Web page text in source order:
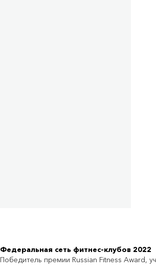
Федеральная сеть фитнес-клубов 2022
Победитель премии Russian Fitness Award,